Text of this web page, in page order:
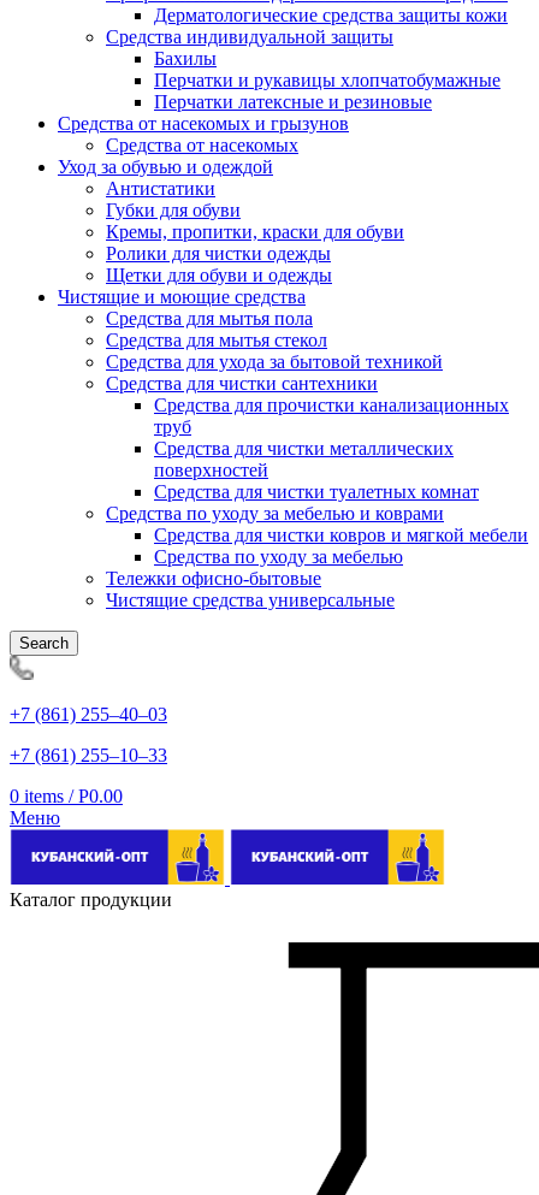
Дерматологические средства защиты кожи
Средства индивидуальной защиты
Бахилы
Перчатки и рукавицы хлопчатобумажные
Перчатки латексные и резиновые
Средства от насекомых и грызунов
Средства от насекомых
Уход за обувью и одеждой
Антистатики
Губки для обуви
Кремы, пропитки, краски для обуви
Ролики для чистки одежды
Щетки для обуви и одежды
Чистящие и моющие средства
Средства для мытья пола
Средства для мытья стекол
Средства для ухода за бытовой техникой
Средства для чистки сантехники
Средства для прочистки канализационных
труб
Средства для чистки металлических
поверхностей
Средства для чистки туалетных комнат
Средства по уходу за мебелью и коврами
Средства для чистки ковров и мягкой мебели
Средства по уходу за мебелью
Тележки офисно-бытовые
Чистящие средства универсальные
Search
+7 (861) 255‒40‒03
+7 (861) 255‒10‒33
0 items / Р0.00
Меню
Каталог продукции